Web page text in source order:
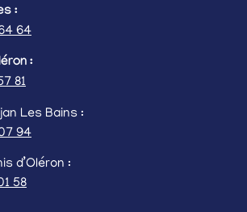
:
64
:
81
Les Bains :
94
d’Oléron :
58